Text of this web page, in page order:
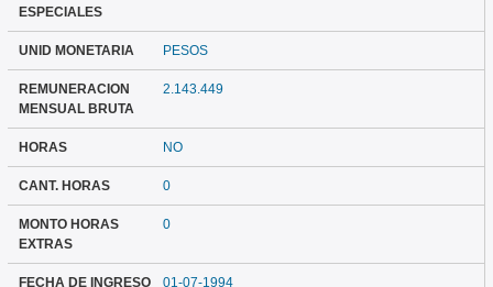
ESPECIALES
UNID MONETARIA PESOS
REMUNERACION
MENSUAL BRUTA
2.143.449
HORAS NO
CANT. HORAS 0
MONTO HORAS
EXTRAS
0
FECHA DE INGRESO 01-07-1994